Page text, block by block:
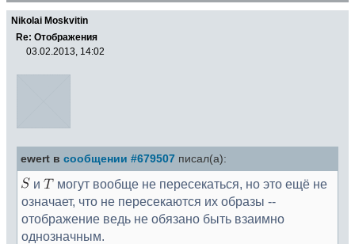
Nikolai Moskvitin
Re: Отображения
03.02.2013, 14:02
ewert в сообщении #679507 писал(а):
и
могут вообще не пересекаться, но это ещё не
означает, что не пересекаются их образы --
отображение ведь не обязано быть взаимно
однозначным.